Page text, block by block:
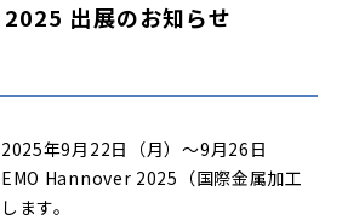
出展のお知らせ
年9月22日（月）～9月26日
EMO Hannover 2025（国際金属加工
ます。